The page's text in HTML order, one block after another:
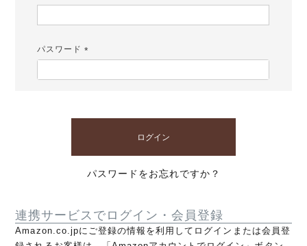
パスワード
ログイン
パスワードをお忘れですか？
連携サービスでログイン・会員登録
Amazon.co.jpにご登録の情報を利用してログインまたは会員登